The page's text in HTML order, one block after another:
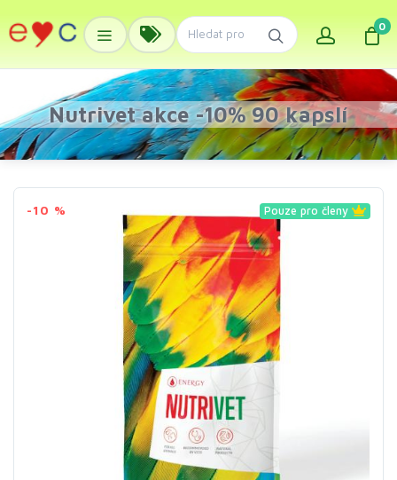
0
Nutrivet akce -10% 90 kapslí
-10 % Pouze pro členy